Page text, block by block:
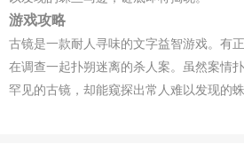
游戏攻略
古镜是一款耐人寻味的文字益智游戏。有
在调查一起扑朔迷离的杀人案。虽然案情
罕见的古镜，却能窥探出常人难以发现的
谈，搜集各种线索后，白然渐渐剥去了茧